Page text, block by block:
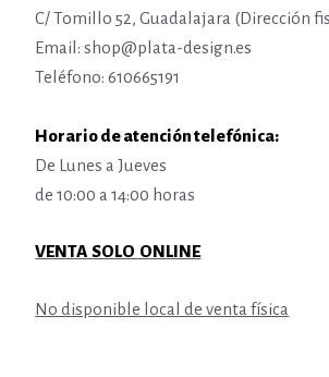
C/ Tomillo 52, Guadalajara (Dirección
Email: shop@plata-design.es
Teléfono: 610665191
Horario de atención telefónica:
De Lunes a Jueves
de 10:00 a 14:00 horas
VENTA SOLO ONLINE
No disponible local de venta física